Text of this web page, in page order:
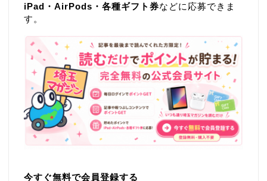
iPad・AirPods・各種ギフト券などに応募できま
す。
今すぐ無料で会員登録する